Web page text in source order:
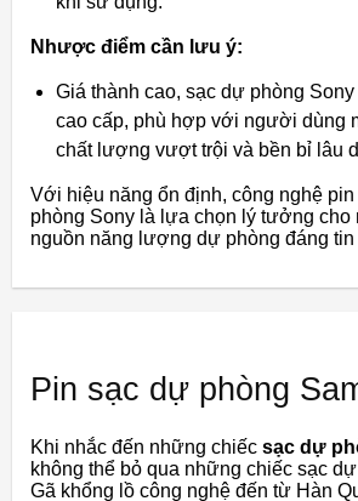
Nhược điểm cần lưu ý:
Giá thành cao, sạc dự phòng
cao cấp, phù hợp với người dùng
chất lượng vượt trội và bền bỉ lâu
Với hiệu năng ổn định, công nghệ
phòng Sony là lựa chọn lý tưởng cho
nguồn năng lượng dự phòng đáng tin
Pin sạc dự phòng
Khi nhắc đến những chiếc sạc dự
không thể bỏ qua những chiếc sạc
Gã khổng lồ công nghệ đến từ Hàn